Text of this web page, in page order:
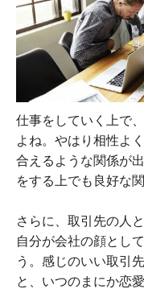
仕事をしていく上で
よね。やはり相性よ
合えるような関係が
をする上でも良好な
さらに、取引先の人
自分が会社の顔とし
う。感じのいい取引
と、いつのまにか恋